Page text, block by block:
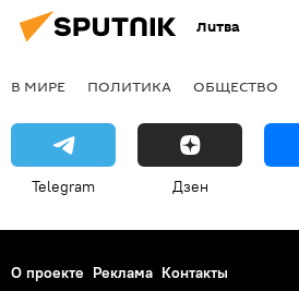
Литва
В МИРЕ ПОЛИТИКА ОБЩЕСТВО
Telegram Дзен
О проекте Реклама Контакты